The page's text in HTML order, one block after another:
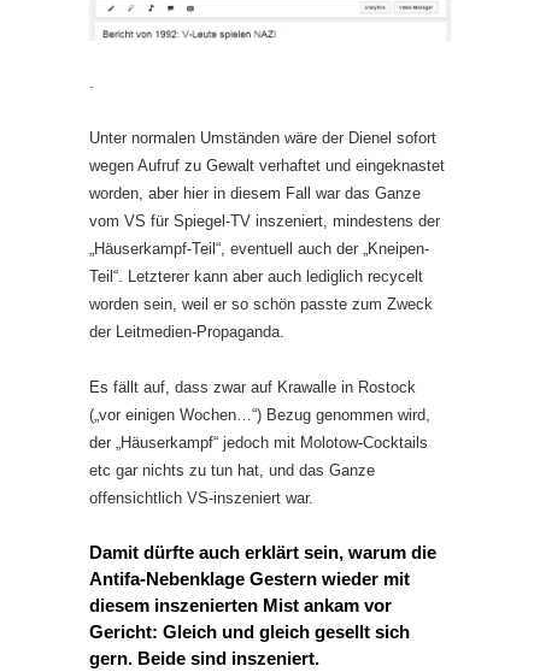
.
Unter normalen Umständen wäre der Dienel sofort
wegen Aufruf zu Gewalt verhaftet und eingeknastet
worden, aber hier in diesem Fall war das Ganze
vom VS für Spiegel-TV inszeniert, mindestens der
„Häuserkampf-Teil“, eventuell auch der „Kneipen-
Teil“. Letzterer kann aber auch lediglich recycelt
worden sein, weil er so schön passte zum Zweck
der Leitmedien-Propaganda.
Es fällt auf, dass zwar auf Krawalle in Rostock
(„vor einigen Wochen…“) Bezug genommen wird,
der „Häuserkampf“ jedoch mit Molotow-Cocktails
etc gar nichts zu tun hat, und das Ganze
offensichtlich VS-inszeniert war.
Damit dürfte auch erklärt sein, warum die
Antifa-Nebenklage Gestern wieder mit
diesem inszenierten Mist ankam vor
Gericht: Gleich und gleich gesellt sich
gern. Beide sind inszeniert.